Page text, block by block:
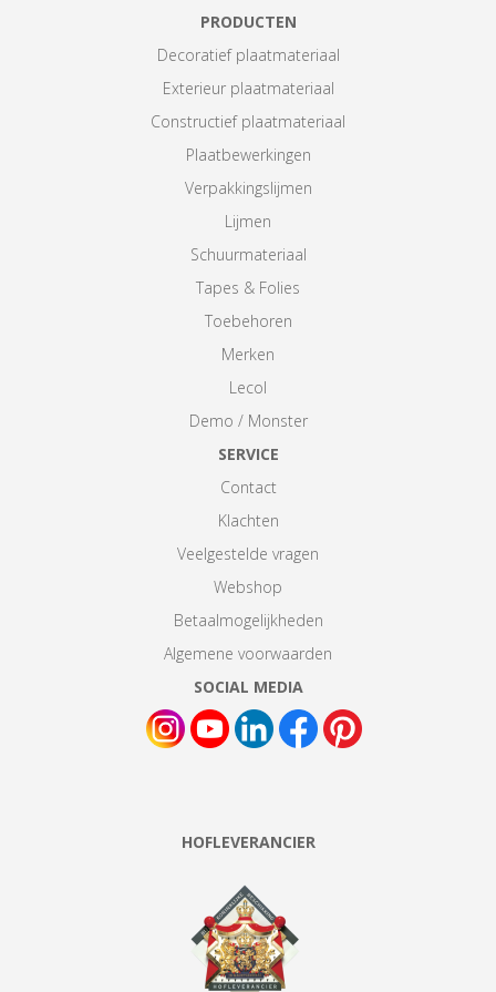
PRODUCTEN
Decoratief plaatmateriaal
Exterieur plaatmateriaal
Constructief plaatmateriaal
Plaatbewerkingen
Verpakkingslijmen
Lijmen
Schuurmateriaal
Tapes & Folies
Toebehoren
Merken
Lecol
Demo / Monster
SERVICE
Contact
Klachten
Veelgestelde vragen
Webshop
Betaalmogelijkheden
Algemene voorwaarden
SOCIAL MEDIA
HOFLEVERANCIER